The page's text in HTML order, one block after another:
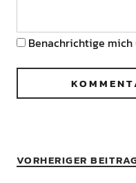
Benachrichtige
VORHERIGER